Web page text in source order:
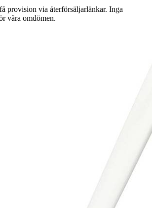
provision via återförsäljarlänkar. Inga
våra omdömen.